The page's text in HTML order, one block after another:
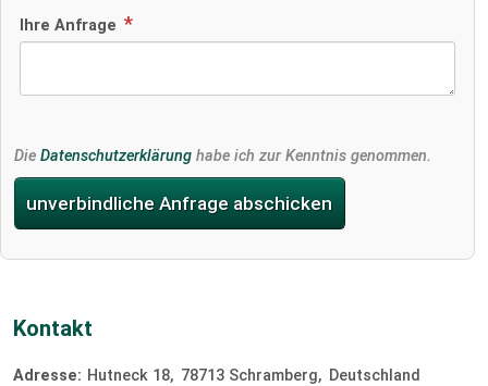
Ihre Anfrage
Die Datenschutzerklärung habe ich zur Kenntnis genommen.
unverbindliche Anfrage abschicken
Kontakt
Adresse: Hutneck 18 78713 Schramberg
Deutschland